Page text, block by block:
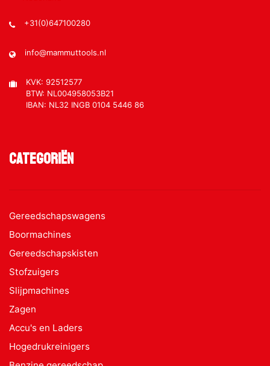
+31(0)647100280
info@mammuttools.nl
KVK: 92512577
BTW: NL004958053B21
IBAN: NL32 INGB 0104 5446 86
Categoriën
Gereedschapswagens
Boormachines
Gereedschapskisten
Stofzuigers
Slijpmachines
Zagen
Accu's en Laders
Hogedrukreinigers